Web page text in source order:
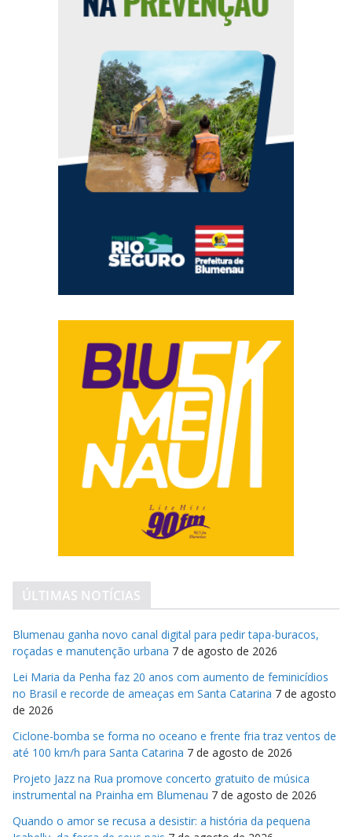
ÚLTIMAS NOTÍCIAS
Blumenau ganha novo canal digital para pedir tapa-buracos,
roçadas e manutenção urbana 7 de agosto de 2026
Lei Maria da Penha faz 20 anos com aumento de feminicídios
no Brasil e recorde de ameaças em Santa Catarina 7 de agosto
de 2026
Ciclone-bomba se forma no oceano e frente fria traz ventos de
até 100 km/h para Santa Catarina 7 de agosto de 2026
Projeto Jazz na Rua promove concerto gratuito de música
instrumental na Prainha em Blumenau 7 de agosto de 2026
Quando o amor se recusa a desistir: a história da pequena